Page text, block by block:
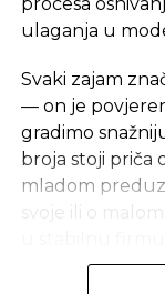
Najmoćnija
ulaganja u
Svaki zajam
— on je
gradimo
broja stoji priča
mladom
svoje ili o
Iza svakog